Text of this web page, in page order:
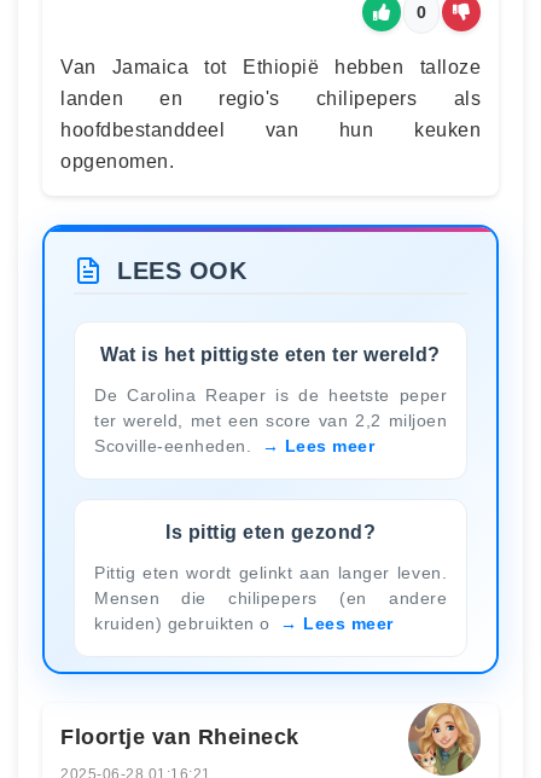
0
Van Jamaica tot Ethiopië hebben talloze
landen en regio's chilipepers als
hoofdbestanddeel van hun keuken
opgenomen.
LEES OOK
Wat is het pittigste eten ter wereld?
De Carolina Reaper is de heetste peper
ter wereld, met een score van 2,2 miljoen
Scoville-eenheden.
Lees meer
Is pittig eten gezond?
Pittig eten wordt gelinkt aan langer leven.
Mensen die chilipepers (en andere
kruiden) gebruikten o
Lees meer
Floortje van Rheineck
2025-06-28 01:16:21